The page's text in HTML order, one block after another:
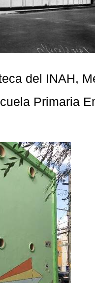
del INAH,
Primaria